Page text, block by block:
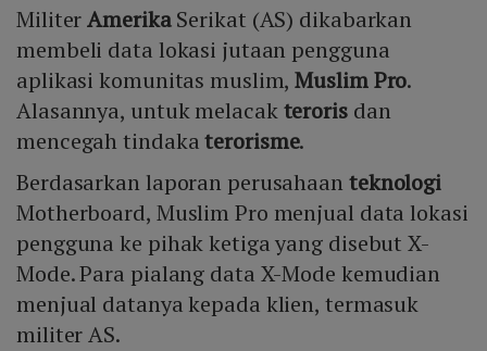
MiliterAmerikaSerikat (AS) dikabarkan
membeli data lokasi jutaan pengguna
aplikasi komunitas muslim,Muslim Pro.
Alasannya, untuk melacakterorisdan
mencegah tindakaterorisme.
Berdasarkan laporan perusahaan teknologi
Motherboard, Muslim Pro menjual data lokasi
pengguna ke pihak ketiga yang disebut X-
Mode. Para pialang data X-Mode kemudian
menjual datanya kepada klien, termasuk
militer AS.